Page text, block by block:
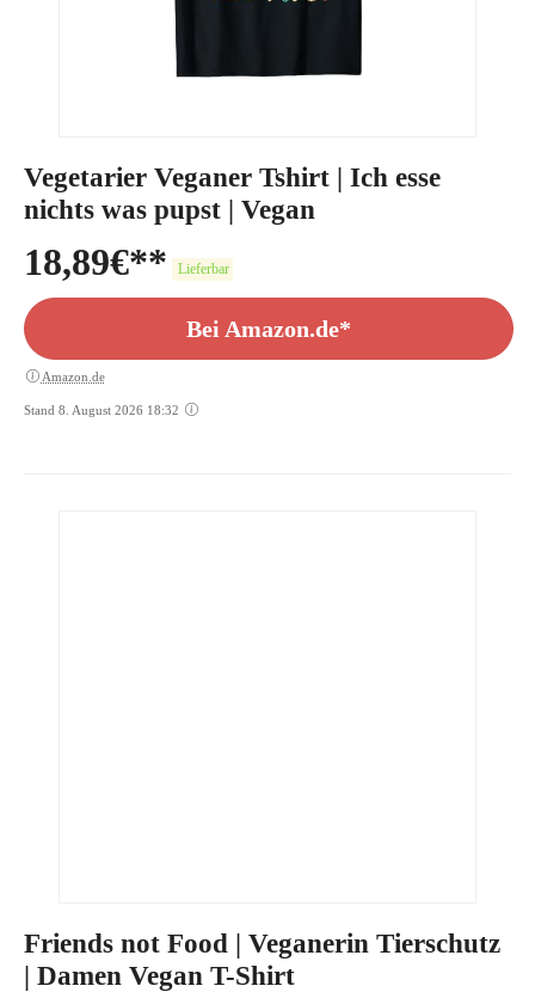
Vegetarier Veganer Tshirt | Ich esse
nichts was pupst | Vegan
18,89€ Lieferbar
Bei Amazon.de*
Amazon.de
Stand 8. August 2026 18:32
Friends not Food | Veganerin Tierschutz
| Damen Vegan T-Shirt